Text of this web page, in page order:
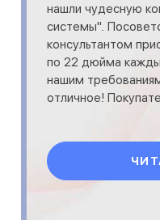
нашли чудесную
системы".
консультантом
по 22 дюйма
нашим
отличное!